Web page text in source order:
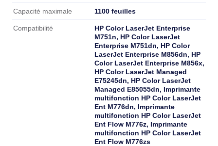
Capacité maximale 1100 feuilles
Compatibilité
HP Color LaserJet Enterprise
M751n, HP Color LaserJet
Enterprise M751dn, HP Color
LaserJet Enterprise M856dn, HP
Color LaserJet Enterprise M856x,
HP Color LaserJet Managed
E75245dn, HP Color LaserJet
Managed E85055dn, Imprimante
multifonction HP Color LaserJet
Ent M776dn, Imprimante
multifonction HP Color LaserJet
Ent Flow M776z, Imprimante
multifonction HP Color LaserJet
Ent Flow M776zs